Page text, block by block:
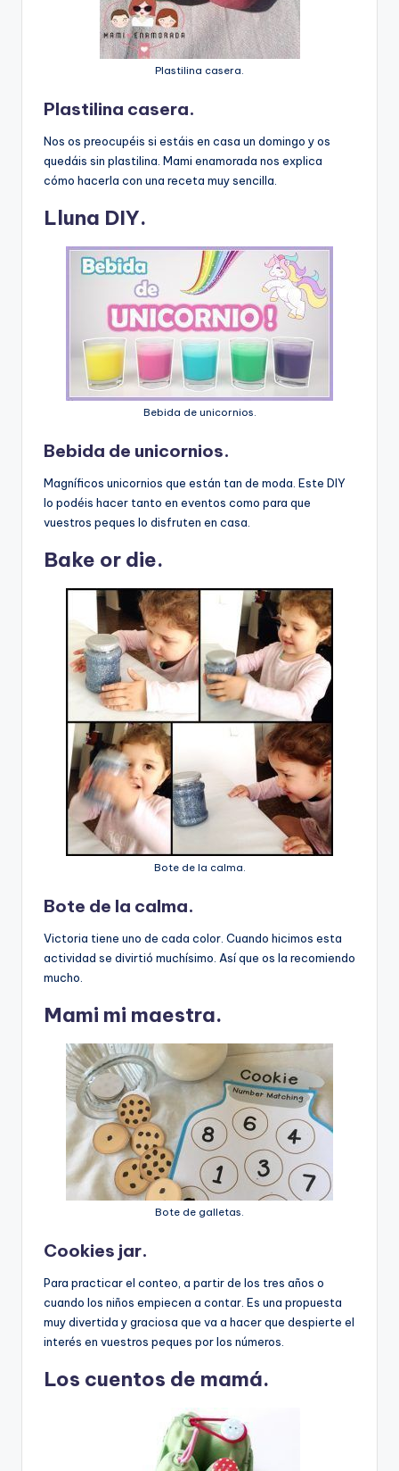
Plastilina casera.
Plastilina casera.
Nos os preocupéis si estáis en casa un domingo y os
quedáis sin plastilina. Mami enamorada nos explica
cómo hacerla con una receta muy sencilla.
Lluna DIY.
Bebida de unicornios.
Bebida de unicornios.
Magníficos unicornios que están tan de moda. Este DIY
lo podéis hacer tanto en eventos como para que
vuestros peques lo disfruten en casa.
Bake or die.
Bote de la calma.
Bote de la calma.
Victoria tiene uno de cada color. Cuando hicimos esta
actividad se divirtió muchísimo. Así que os la recomiendo
mucho.
Mami mi maestra.
Bote de galletas.
Cookies jar.
Para practicar el conteo, a partir de los tres años o
cuando los niños empiecen a contar. Es una propuesta
muy divertida y graciosa que va a hacer que despierte el
interés en vuestros peques por los números.
Los cuentos de mamá.